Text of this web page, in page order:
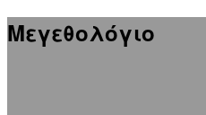
Μεγεθολόγιο